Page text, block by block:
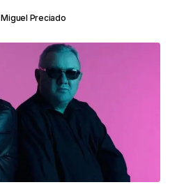
Miguel Preciado